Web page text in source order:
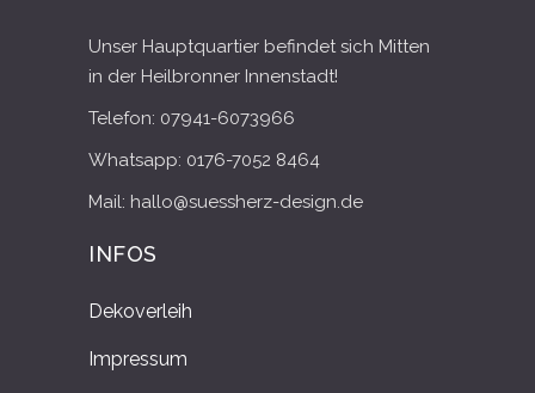
Unser Hauptquartier befindet sich Mitten
in der Heilbronner Innenstadt!
Telefon: 07941-6073966
Whatsapp: 0176-7052 8464
Mail: hallo@suessherz-design.de
INFOS
Dekoverleih
Impressum